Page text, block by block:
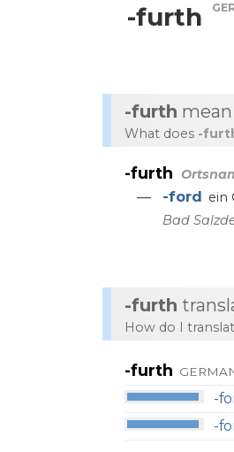
-furth
-furth
What does -
-furth
— -ford ein
Bad
-furth
How do I
-furth
-
-